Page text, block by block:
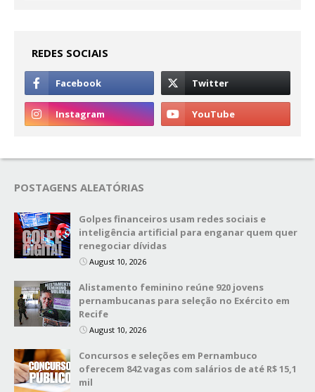
REDES SOCIAIS
POSTAGENS ALEATÓRIAS
Golpes financeiros usam redes sociais e
inteligência artificial para enganar quem quer
renegociar dívidas
August 10, 2026
Alistamento feminino reúne 920 jovens
pernambucanas para seleção no Exército em
Recife
August 10, 2026
Concursos e seleções em Pernambuco
oferecem 842 vagas com salários de até R$ 15,1
mil